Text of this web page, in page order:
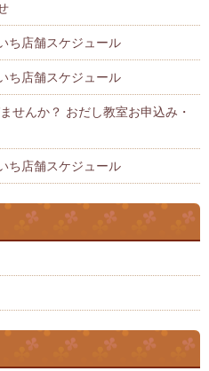
ち店舗スケジュール
ち店舗スケジュール
せんか？ おだし教室お申込み・
ち店舗スケジュール